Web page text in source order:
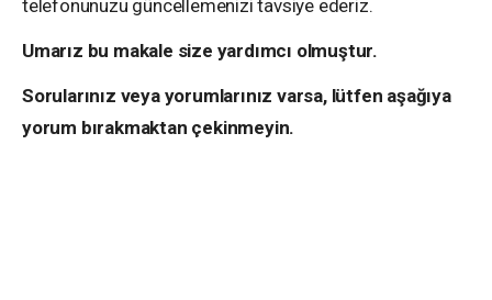
telefonunuzu güncellemenizi tavsiye ederiz.
Umarız bu makale size yardımcı olmuştur.
Sorularınız veya yorumlarınız varsa, lütfen aşağıya
yorum bırakmaktan çekinmeyin.